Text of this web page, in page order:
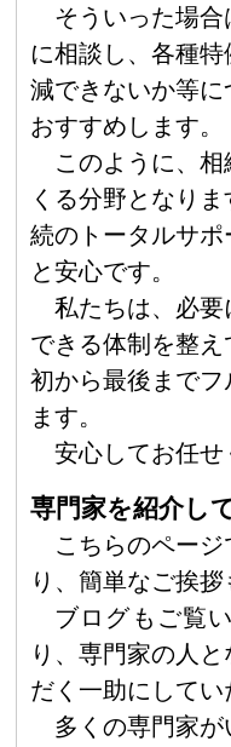
そういった場
に相談し、各種
減できないか等
おすすめします。
このように、
くる分野となり
続のトータルサ
と安心です。
私たちは、必
できる体制を整
初から最後まで
ます。
安心してお任せ
専門家を紹介し
こちらのペー
り、簡単なご挨拶
ブログもご覧
り、専門家の人
だく一助にしてい
多くの専門家